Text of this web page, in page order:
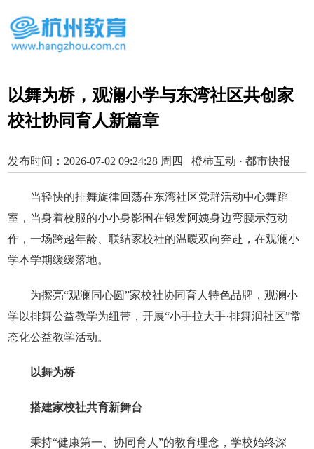
以舞为桥，观澜小学与东湾社区共创家
校社协同育人新篇章
发布时间：2026-07-02 09:24:28 周四 橙柿互动 · 都市快报
当轻快的排舞旋律回荡在东湾社区党群活动中心舞蹈
室，当身着校服的小小身影围在银发阿姨身边弯腰示范动
作，一场跨越年龄、联结家校社的温暖双向奔赴，在观澜小
学本学期缓缓落地。
为擦亮“观澜同心圆”家校社协同育人特色品牌，观澜小
学以排舞公益教学为纽带，开展“小手拉大手·排舞润社区”常
态化公益教学活动。
以舞为桥
搭建家校社共育新舞台
秉持“健康第一、协同育人”的教育理念，学校始终深